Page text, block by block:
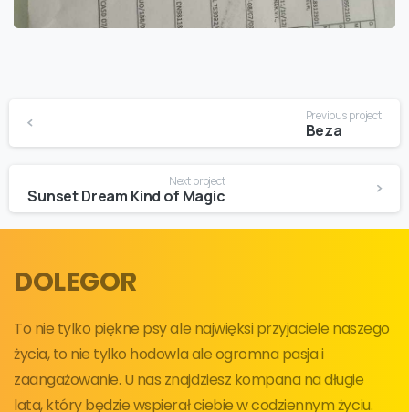
Reading
Previous project
Beza
Next project
Sunset Dream Kind of Magic
DOLEGOR
To nie tylko piękne psy ale najwięksi przyjaciele naszego
życia, to nie tylko hodowla ale ogromna pasja i
zaangażowanie. U nas znajdziesz kompana na długie
lata, który będzie wspierał ciebie w codziennym życiu.